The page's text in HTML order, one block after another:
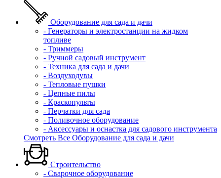
Оборудование для сада и дачи
- Генераторы и электростанции на жидком
топливе
- Триммеры
- Ручной садовый инструмент
- Техника для сада и дачи
- Воздуходувы
- Тепловые пушки
- Цепные пилы
- Краскопульты
- Перчатки для сада
- Поливочное оборудование
- Аксессуары и оснастка для садового инструмента
Смотреть Все Оборудование для сада и дачи
Строительство
- Сварочное оборудование